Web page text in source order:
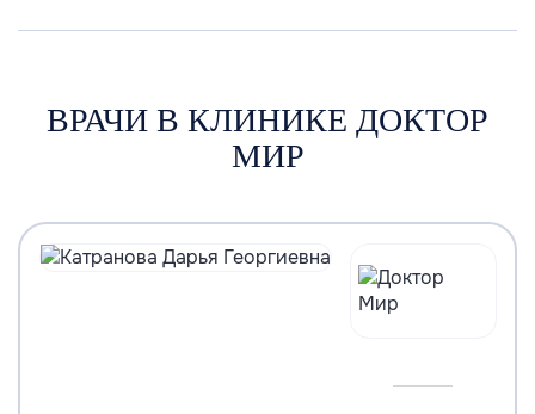
ВРАЧИ В КЛИНИКЕ ДОКТОР
МИР